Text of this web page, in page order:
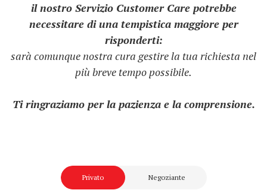
il nostro Servizio Customer Care potrebbe
necessitare di una tempistica maggiore per
risponderti:
sarà comunque nostra cura gestire la tua richiesta nel
più breve tempo possibile.
Ti ringraziamo per la pazienza e la comprensione.
Privato Negoziante